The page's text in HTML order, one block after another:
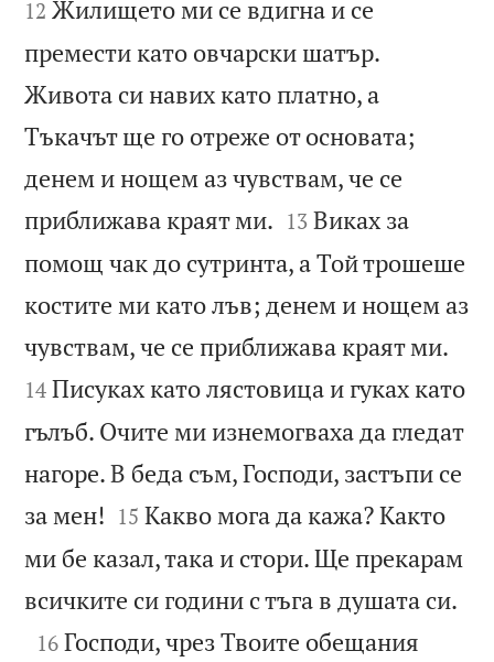
12 Жилището ми се вдигна и се
премести като овчарски шатър.
Живота си навих като платно, а
Тъкачът ще го отреже от основата;
денем и нощем аз чувствам, че се
приближава краят ми. 

13 Виках за
помощ чак до сутринта, а Той трошеше
костите ми като лъв; денем и нощем аз
чувствам, че се приближава краят ми.
14 Писуках като лястовица и гуках като
гълъб. Очите ми изнемогваха да гледат
нагоре. В беда съм, Господи, застъпи се
за мен! 

15 Какво мога да кажа? Както
ми бе казал, така и стори. Ще прекарам
всичките си години с тъга в душата си.

16 Господи, чрез Твоите обещания